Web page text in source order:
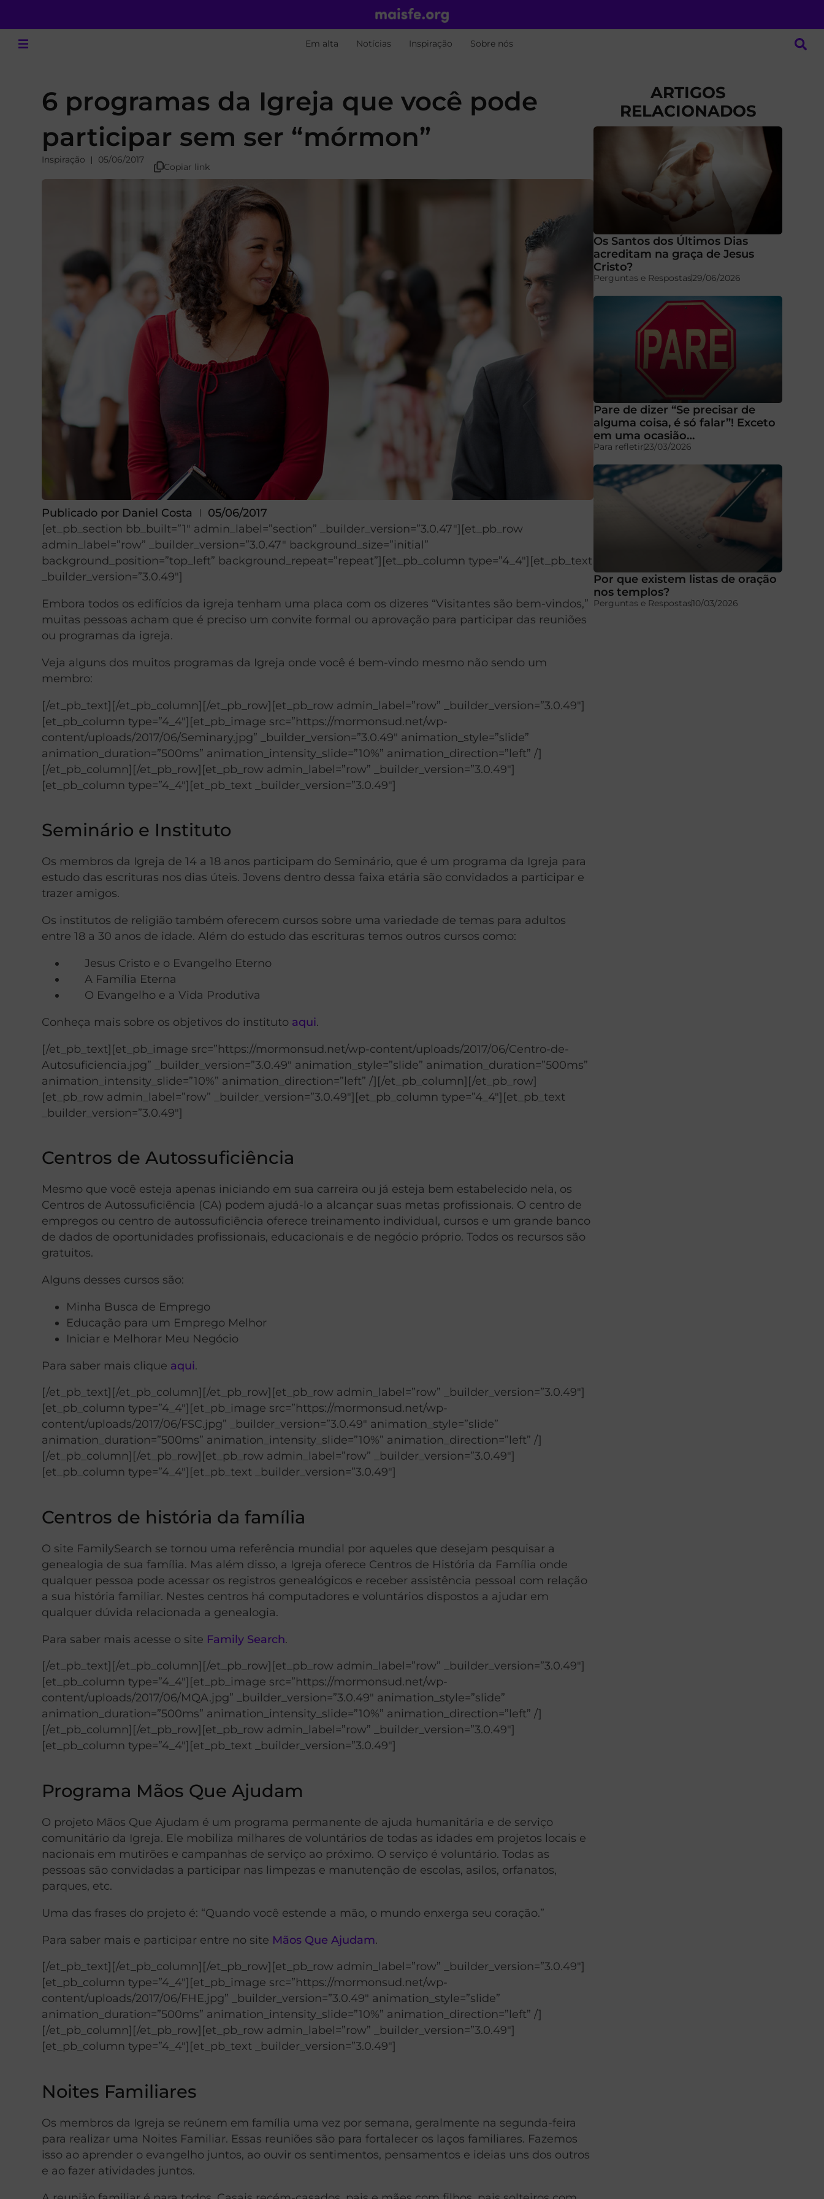
Em alta Notícias Inspiração Sobre nós
6 programas da Igreja que você pode
participar sem ser “mórmon”
Inspiração 05/06/2017
Copiar link
Publicado por Daniel Costa
05/06/2017
[et_pb_section bb_built=”1″ admin_label=”section” _builder_version=”3.0.47″][et_pb_row
admin_label=”row” _builder_version=”3.0.47″ background_size=”initial”
background_position=”top_left” background_repeat=”repeat”][et_pb_column type=”4_4″][et_pb_text
_builder_version=”3.0.49″]
Embora todos os edifícios da igreja tenham uma placa com os dizeres “Visitantes são bem-vindos,”
muitas pessoas acham que é preciso um convite formal ou aprovação para participar das reuniões
ou programas da igreja.
Veja alguns dos muitos programas da Igreja onde você é bem-vindo mesmo não sendo um
membro:
[/et_pb_text][/et_pb_column][/et_pb_row][et_pb_row admin_label=”row” _builder_version=”3.0.49″]
[et_pb_column type=”4_4″][et_pb_image src=”https://mormonsud.net/wp-
content/uploads/2017/06/Seminary.jpg” _builder_version=”3.0.49″ animation_style=”slide”
animation_duration=”500ms” animation_intensity_slide=”10%” animation_direction=”left” /]
[/et_pb_column][/et_pb_row][et_pb_row admin_label=”row” _builder_version=”3.0.49″]
[et_pb_column type=”4_4″][et_pb_text _builder_version=”3.0.49″]
Seminário e Instituto
Os membros da Igreja de 14 a 18 anos participam do Seminário, que é um programa da Igreja para
estudo das escrituras nos dias úteis. Jovens dentro dessa faixa etária são convidados a participar e
trazer amigos.
Os institutos de religião também oferecem cursos sobre uma variedade de temas para adultos
entre 18 a 30 anos de idade. Além do estudo das escrituras temos outros cursos como:
Jesus Cristo e o Evangelho Eterno
A Família Eterna
O Evangelho e a Vida Produtiva
Conheça mais sobre os objetivos do instituto aqui.
[/et_pb_text][et_pb_image src=”https://mormonsud.net/wp-content/uploads/2017/06/Centro-de-
Autosuficiencia.jpg” _builder_version=”3.0.49″ animation_style=”slide” animation_duration=”500ms”
animation_intensity_slide=”10%” animation_direction=”left” /][/et_pb_column][/et_pb_row]
[et_pb_row admin_label=”row” _builder_version=”3.0.49″][et_pb_column type=”4_4″][et_pb_text
_builder_version=”3.0.49″]
Centros de Autossuficiência
Mesmo que você esteja apenas iniciando em sua carreira ou já esteja bem estabelecido nela, os
Centros de Autossuficiência (CA) podem ajudá-lo a alcançar suas metas profissionais. O centro de
empregos ou centro de autossuficiência oferece treinamento individual, cursos e um grande banco
de dados de oportunidades profissionais, educacionais e de negócio próprio. Todos os recursos são
gratuitos.
Alguns desses cursos são:
Minha Busca de Emprego
Educação para um Emprego Melhor
Iniciar e Melhorar Meu Negócio
Para saber mais clique aqui.
[/et_pb_text][/et_pb_column][/et_pb_row][et_pb_row admin_label=”row” _builder_version=”3.0.49″]
[et_pb_column type=”4_4″][et_pb_image src=”https://mormonsud.net/wp-
content/uploads/2017/06/FSC.jpg” _builder_version=”3.0.49″ animation_style=”slide”
animation_duration=”500ms” animation_intensity_slide=”10%” animation_direction=”left” /]
[/et_pb_column][/et_pb_row][et_pb_row admin_label=”row” _builder_version=”3.0.49″]
[et_pb_column type=”4_4″][et_pb_text _builder_version=”3.0.49″]
Centros de história da família
O site FamilySearch se tornou uma referência mundial por aqueles que desejam pesquisar a
genealogia de sua família. Mas além disso, a Igreja oferece Centros de História da Família onde
qualquer pessoa pode acessar os registros genealógicos e receber assistência pessoal com relação
a sua história familiar. Nestes centros há computadores e voluntários dispostos a ajudar em
qualquer dúvida relacionada a genealogia.
Para saber mais acesse o site Family Search.
[/et_pb_text][/et_pb_column][/et_pb_row][et_pb_row admin_label=”row” _builder_version=”3.0.49″]
[et_pb_column type=”4_4″][et_pb_image src=”https://mormonsud.net/wp-
content/uploads/2017/06/MQA.jpg” _builder_version=”3.0.49″ animation_style=”slide”
animation_duration=”500ms” animation_intensity_slide=”10%” animation_direction=”left” /]
[/et_pb_column][/et_pb_row][et_pb_row admin_label=”row” _builder_version=”3.0.49″]
[et_pb_column type=”4_4″][et_pb_text _builder_version=”3.0.49″]
Programa Mãos Que Ajudam
O projeto Mãos Que Ajudam é um programa permanente de ajuda humanitária e de serviço
comunitário da Igreja. Ele mobiliza milhares de voluntários de todas as idades em projetos locais e
nacionais em mutirões e campanhas de serviço ao próximo. O serviço é voluntário. Todas as
pessoas são convidadas a participar nas limpezas e manutenção de escolas, asilos, orfanatos,
parques, etc.
Uma das frases do projeto é: “Quando você estende a mão, o mundo enxerga seu coração.”
Para saber mais e participar entre no site Mãos Que Ajudam.
[/et_pb_text][/et_pb_column][/et_pb_row][et_pb_row admin_label=”row” _builder_version=”3.0.49″]
[et_pb_column type=”4_4″][et_pb_image src=”https://mormonsud.net/wp-
content/uploads/2017/06/FHE.jpg” _builder_version=”3.0.49″ animation_style=”slide”
animation_duration=”500ms” animation_intensity_slide=”10%” animation_direction=”left” /]
[/et_pb_column][/et_pb_row][et_pb_row admin_label=”row” _builder_version=”3.0.49″]
[et_pb_column type=”4_4″][et_pb_text _builder_version=”3.0.49″]
Noites Familiares
Os membros da Igreja se reúnem em família uma vez por semana, geralmente na segunda-feira
para realizar uma Noites Familiar. Essas reuniões são para fortalecer os laços familiares. Fazemos
isso ao aprender o evangelho juntos, ao ouvir os sentimentos, pensamentos e ideias uns dos outros
e ao fazer atividades juntos.
ARTIGOS
RELACIONADOS
Os Santos dos Últimos Dias
acreditam na graça de Jesus
Cristo?
Perguntas e Respostas29/06/2026
Pare de dizer “Se precisar de
alguma coisa, é só falar”! Exceto
em uma ocasião…
Para refletir23/03/2026
Por que existem listas de oração
nos templos?
Perguntas e Respostas10/03/2026